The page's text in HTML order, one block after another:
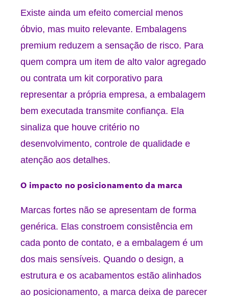
Existe ainda um efeito comercial menos
óbvio, mas muito relevante. Embalagens
premium reduzem a sensação de risco. Para
quem compra um item de alto valor agregado
ou contrata um kit corporativo para
representar a própria empresa, a embalagem
bem executada transmite confiança. Ela
sinaliza que houve critério no
desenvolvimento, controle de qualidade e
atenção aos detalhes.
O impacto no posicionamento da marca
Marcas fortes não se apresentam de forma
genérica. Elas constroem consistência em
cada ponto de contato, e a embalagem é um
dos mais sensíveis. Quando o design, a
estrutura e os acabamentos estão alinhados
ao posicionamento, a marca deixa de parecer